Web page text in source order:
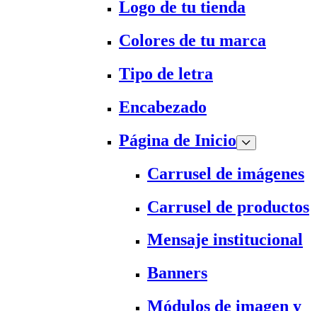
Logo de tu tienda
Colores de tu marca
Tipo de letra
Encabezado
Página de Inicio
Carrusel de imágenes
Carrusel de productos
Mensaje institucional
Banners
Módulos de imagen y